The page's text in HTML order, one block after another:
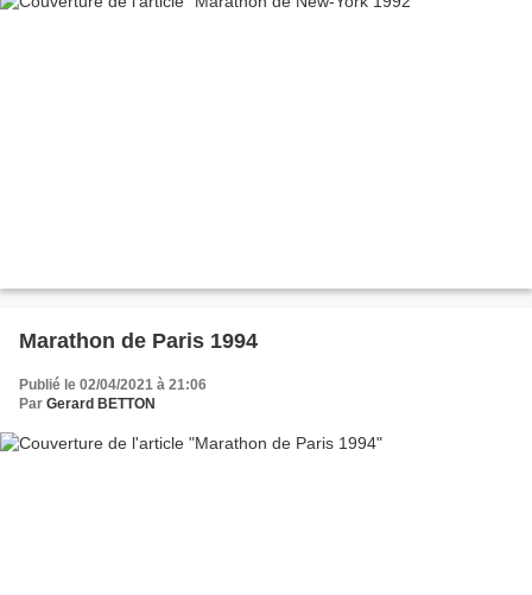
Marathon de Paris 1994
Publié le 02/04/2021 à 21:06
Par Gerard BETTON